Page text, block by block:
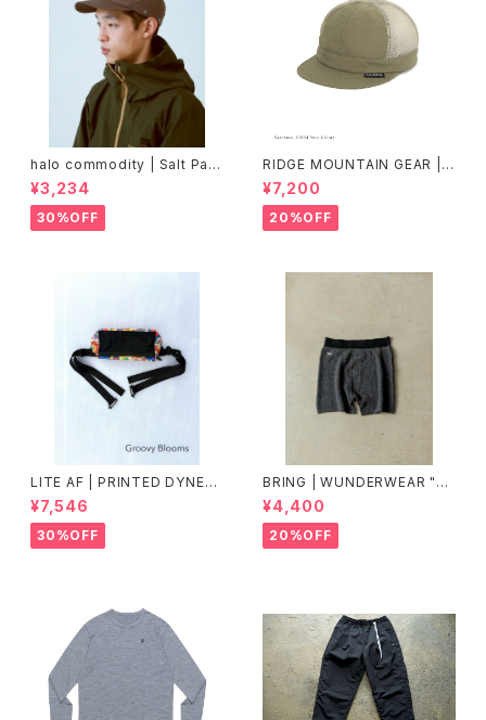
halo commodity | Salt Path
Cap
¥3,234
30%OFF
RIDGE MOUNTAIN GEAR |
Mesh Basic Cap
¥7,200
20%OFF
LITE AF | PRINTED DYNEE
MA FEATHER WEIGHT FAN
NY PACK
¥7,546
30%OFF
BRING | WUNDERWEAR "O
NE" 50/50
¥4,400
20%OFF